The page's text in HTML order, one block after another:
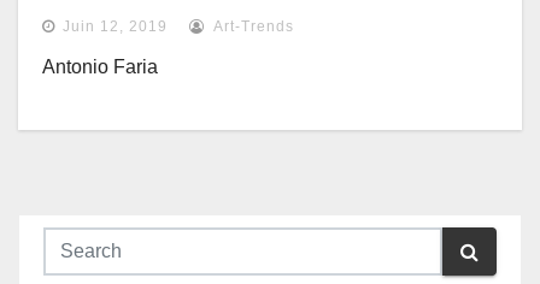
Juin 12, 2019 Art-Trends
Antonio Faria